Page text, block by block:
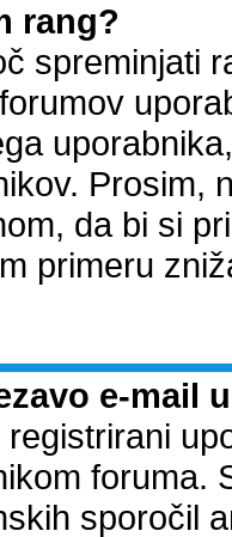
rang?
spreminjati
Prosim,
da bi si
primeru
e-mail
foruma.
sporočil